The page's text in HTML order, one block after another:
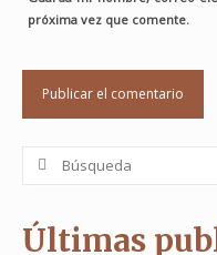
próxima vez que comente.
Buscar
Últimas